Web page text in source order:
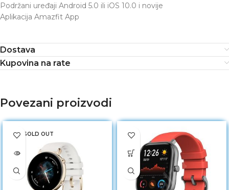
Podržani uređaji Android 5.0 ili iOS 10.0 i novije
Aplikacija Amazfit App
Dostava
Kupovina na rate
Povezani proizvodi
SOLD OUT